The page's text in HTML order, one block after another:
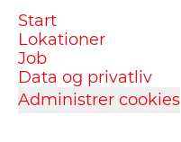
Start
Lokationer
Job
Data og privatliv
Administrer cookies